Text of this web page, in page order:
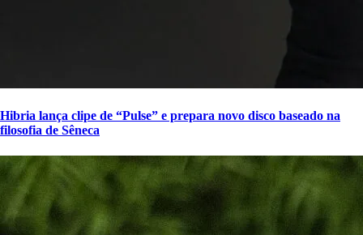
Hibria lança clipe de “Pulse” e prepara novo disco baseado na
filosofia de Sêneca